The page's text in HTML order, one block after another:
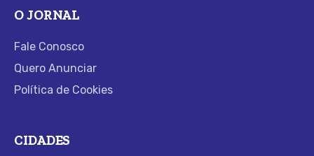
O JORNAL
Fale Conosco
Quero Anunciar
Política de Cookies
CIDADES